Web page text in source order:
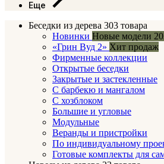
Еще
Беседки из дерева 303 товара
Новинки Новые модели
«Грин Вуд 2» Хит продаж
Фирменные коллекции
Открытые беседки
Закрытые и застекленные
С барбекю и мангалом
С хозблоком
Большие и угловые
Модульные
Веранды и пристройки
По индивидуальному
Готовые комплекты для